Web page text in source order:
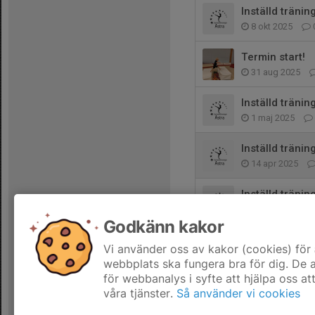
Inställd
8 okt 2025
Termin start!
31 aug 2025
Inställd
1 maj 2025
Inställd
14 apr 2025
Inställd
30 jan 2025
Godkänn kakor
Vi använder oss av kakor (cookies)
webbplats ska fungera bra för dig. De
för webbanalys i syfte att hjälpa oss
våra tjänster. Så använder vi cookies